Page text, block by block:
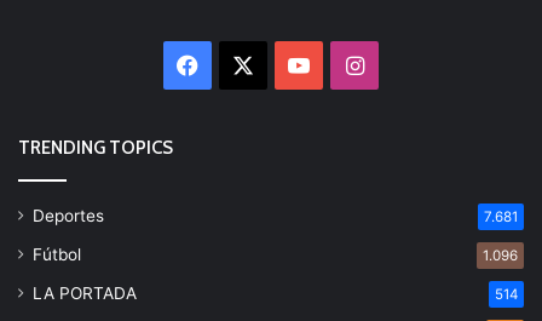
Facebook YouTubeInstagram
TRENDING TOPICS
Deportes 7.681
Fútbol 1.096
LA PORTADA 514